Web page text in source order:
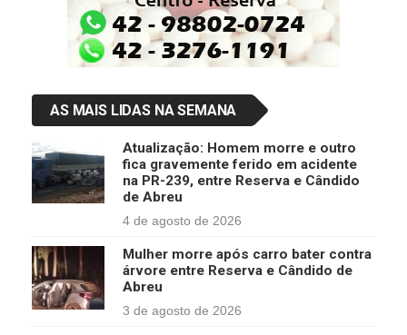
AS MAIS LIDAS NA SEMANA
Atualização: Homem morre e outro
fica gravemente ferido em acidente
na PR-239, entre Reserva e Cândido
de Abreu
4 de agosto de 2026
Mulher morre após carro bater contra
árvore entre Reserva e Cândido de
Abreu
3 de agosto de 2026